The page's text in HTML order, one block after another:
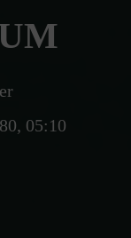
05:10